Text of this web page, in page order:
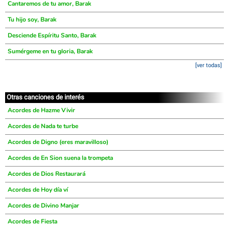
Cantaremos de tu amor, Barak
Tu hijo soy, Barak
Desciende Espíritu Santo, Barak
Sumérgeme en tu gloria, Barak
[ver todas]
Otras canciones de interés
Acordes de Hazme Vivir
Acordes de Nada te turbe
Acordes de Digno (eres maravilloso)
Acordes de En Sion suena la trompeta
Acordes de Dios Restaurará
Acordes de Hoy día ví
Acordes de Divino Manjar
Acordes de Fiesta